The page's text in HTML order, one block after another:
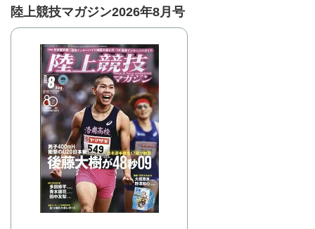
陸上競技マガジン2026年8月号